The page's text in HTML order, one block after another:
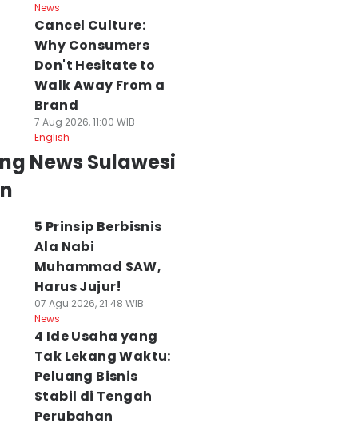
News
Cancel Culture:
Why Consumers
Don't Hesitate to
Walk Away From a
Brand
7 Aug 2026, 11:00 WIB
English
News Sulawesi
5 Prinsip Berbisnis
Ala Nabi
Muhammad SAW,
Harus Jujur!
07 Agu 2026, 21:48 WIB
News
4 Ide Usaha yang
Tak Lekang Waktu:
Peluang Bisnis
Stabil di Tengah
Perubahan